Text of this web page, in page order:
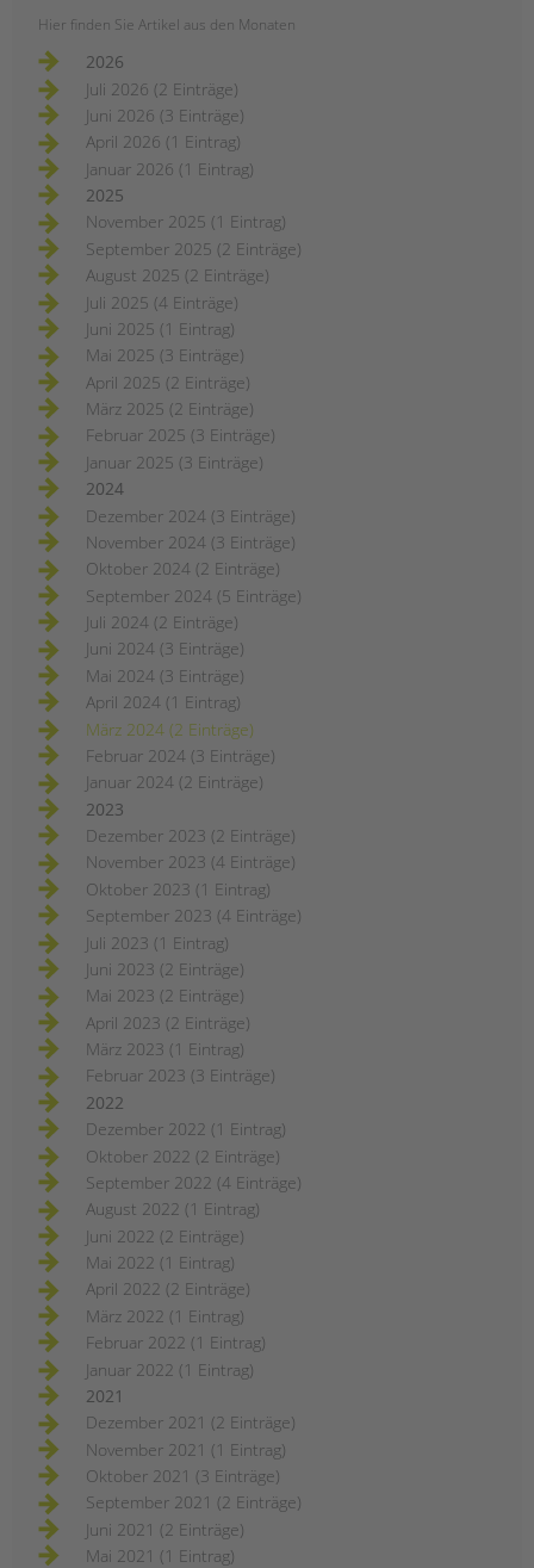
Hier finden Sie Artikel aus den Monaten
2026
Juli 2026 (2 Einträge)
Juni 2026 (3 Einträge)
April 2026 (1 Eintrag)
Januar 2026 (1 Eintrag)
2025
November 2025 (1 Eintrag)
September 2025 (2 Einträge)
August 2025 (2 Einträge)
Juli 2025 (4 Einträge)
Juni 2025 (1 Eintrag)
Mai 2025 (3 Einträge)
April 2025 (2 Einträge)
März 2025 (2 Einträge)
Februar 2025 (3 Einträge)
Januar 2025 (3 Einträge)
2024
Dezember 2024 (3 Einträge)
November 2024 (3 Einträge)
Oktober 2024 (2 Einträge)
September 2024 (5 Einträge)
Juli 2024 (2 Einträge)
Juni 2024 (3 Einträge)
Mai 2024 (3 Einträge)
April 2024 (1 Eintrag)
März 2024 (2 Einträge)
Februar 2024 (3 Einträge)
Januar 2024 (2 Einträge)
2023
Dezember 2023 (2 Einträge)
November 2023 (4 Einträge)
Oktober 2023 (1 Eintrag)
September 2023 (4 Einträge)
Juli 2023 (1 Eintrag)
Juni 2023 (2 Einträge)
Mai 2023 (2 Einträge)
April 2023 (2 Einträge)
März 2023 (1 Eintrag)
Februar 2023 (3 Einträge)
2022
Dezember 2022 (1 Eintrag)
Oktober 2022 (2 Einträge)
September 2022 (4 Einträge)
August 2022 (1 Eintrag)
Juni 2022 (2 Einträge)
Mai 2022 (1 Eintrag)
April 2022 (2 Einträge)
März 2022 (1 Eintrag)
Februar 2022 (1 Eintrag)
Januar 2022 (1 Eintrag)
2021
Dezember 2021 (2 Einträge)
November 2021 (1 Eintrag)
Oktober 2021 (3 Einträge)
September 2021 (2 Einträge)
Juni 2021 (2 Einträge)
Mai 2021 (1 Eintrag)